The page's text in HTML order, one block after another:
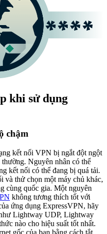
khi sử dụng
chậm
kết nối VPN bị ngắt đột ngột
Nguyên nhân có thể
kết nối có thể đang bị quá tải.
và thử chọn một máy chủ khác,
cùng quốc gia. Một nguyên
không tương thích tốt với
ứng dụng ExpressVPN, hãy
Lightway UDP, Lightway
nào cho hiệu suất tốt nhất.
gốc của bạn bằng cách tắt